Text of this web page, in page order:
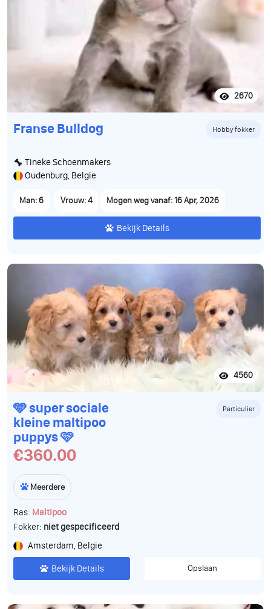
2670
Franse Bulldog Hobby fokker
Tineke Schoenmakers
Oudenburg, Belgie
Man: 6 Vrouw: 4 Mogen weg vanaf: 16 Apr, 2026
Bekijk Details
4560
🩵 super sociale
kleine maltipoo
puppys 🩷
Particulier
€360.00
Meerdere
Ras: Maltipoo
Fokker: niet gespecificeerd
Amsterdam, Belgie
Bekijk Details Opslaan